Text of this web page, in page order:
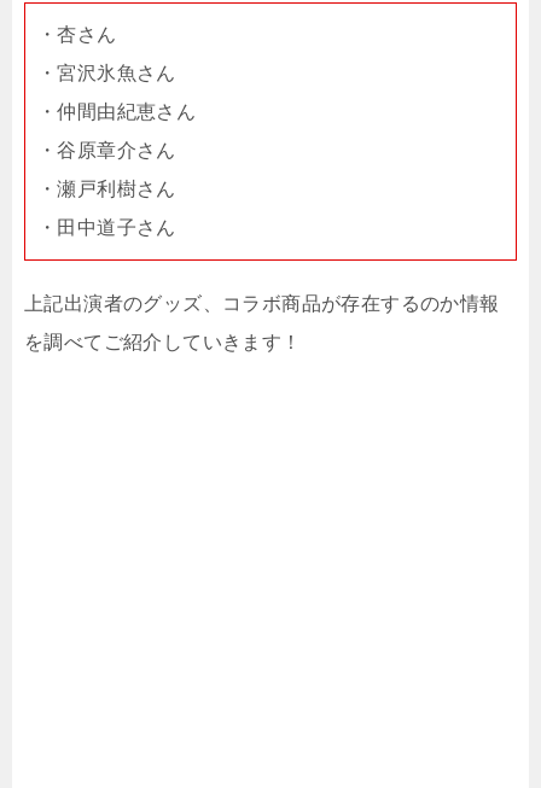
・杏さん
・宮沢氷魚さん
・仲間由紀恵さん
・谷原章介さん
・瀬戸利樹さん
・田中道子さん
上記出演者のグッズ、コラボ商品が存在するのか情報
を調べてご紹介していきます！